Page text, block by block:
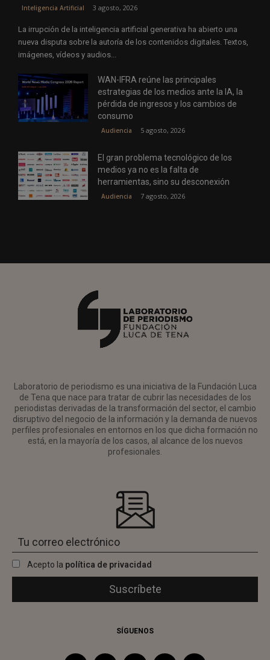
Inteligencia Artificial 3 agosto, 2026
La irrupción de la inteligencia artificial generativa ha abierto una
nueva disputa sobre la autoría de los contenidos digitales. Textos,
imágenes, vídeos y audios...
WAN-IFRA reúne las principales
estrategias de los medios ante la IA, la
pérdida de ingresos y los cambios de
consumo
Audiencia 5 agosto, 2026
El gran problema tecnológico de los
medios ya no es la falta de
herramientas, sino su desconexión
Audiencia 7 agosto, 2026
Laboratorio de periodismo es una iniciativa de la Fundación Luca
de Tena que nace para tratar de cubrir las necesidades de los
periodistas derivadas de la transformación del sector, el cambio
disruptivo del negocio de la información y la demanda de nuevos
perfiles profesionales en entornos en los que dicha formación no
está, en la mayoría de los casos, al alcance de los nuevos
profesionales.
Acepto la política de privacidad
SÍGUENOS